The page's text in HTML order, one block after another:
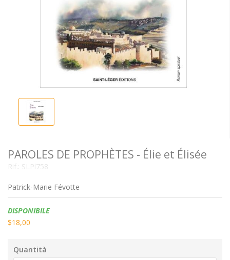
PAROLES DE PROPHÈTES - Élie et Élisée
Rif.: SLPl758
Patrick-Marie Févotte
Disponibilità:
DISPONIBILE
$18,00
Quantità